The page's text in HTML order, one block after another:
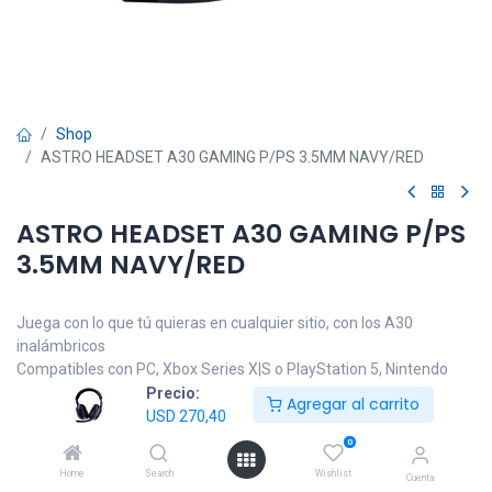
Precio:
USD 270,40
Agregar al carrito
Home Search
0
Wishlist Cuenta
Shop
ASTRO HEADSET A30 GAMING P/PS 3.5MM NAVY/RED
ASTRO HEADSET A30 GAMING P/PS
3.5MM NAVY/RED
Juega con lo que tú quieras en cualquier sitio, con los A30
inalámbricos
Compatibles con PC, Xbox Series X|S o PlayStation 5, Nintendo
Switch, móviles y dispositivos para juegos portables y más
Alterna fácilmente entre la conexión inalámbrica LIGHTSPEED de
2,4 GHz profesional, Bluetooth y con cable auxiliar de 3,5 mm
Juega por días con más de 27 horas de duración de batería
Toma el control y personaliza toda tu experiencia de audio desde